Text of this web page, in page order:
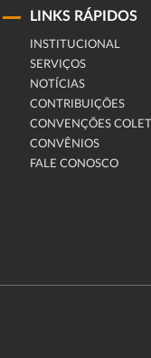
LINKS RÁPIDOS
INSTITUCIONAL
SERVIÇOS
NOTÍCIAS
CONTRIBUIÇÕES
CONVENÇÕES
CONVÊNIOS
FALE CONOSCO